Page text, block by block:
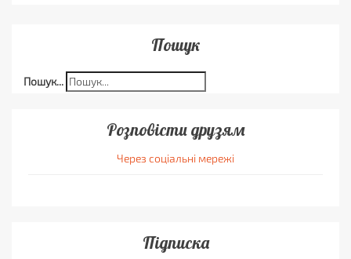
Пошук
Пошук...
Розповісти друзям
Через соціальні мережі
Підписка